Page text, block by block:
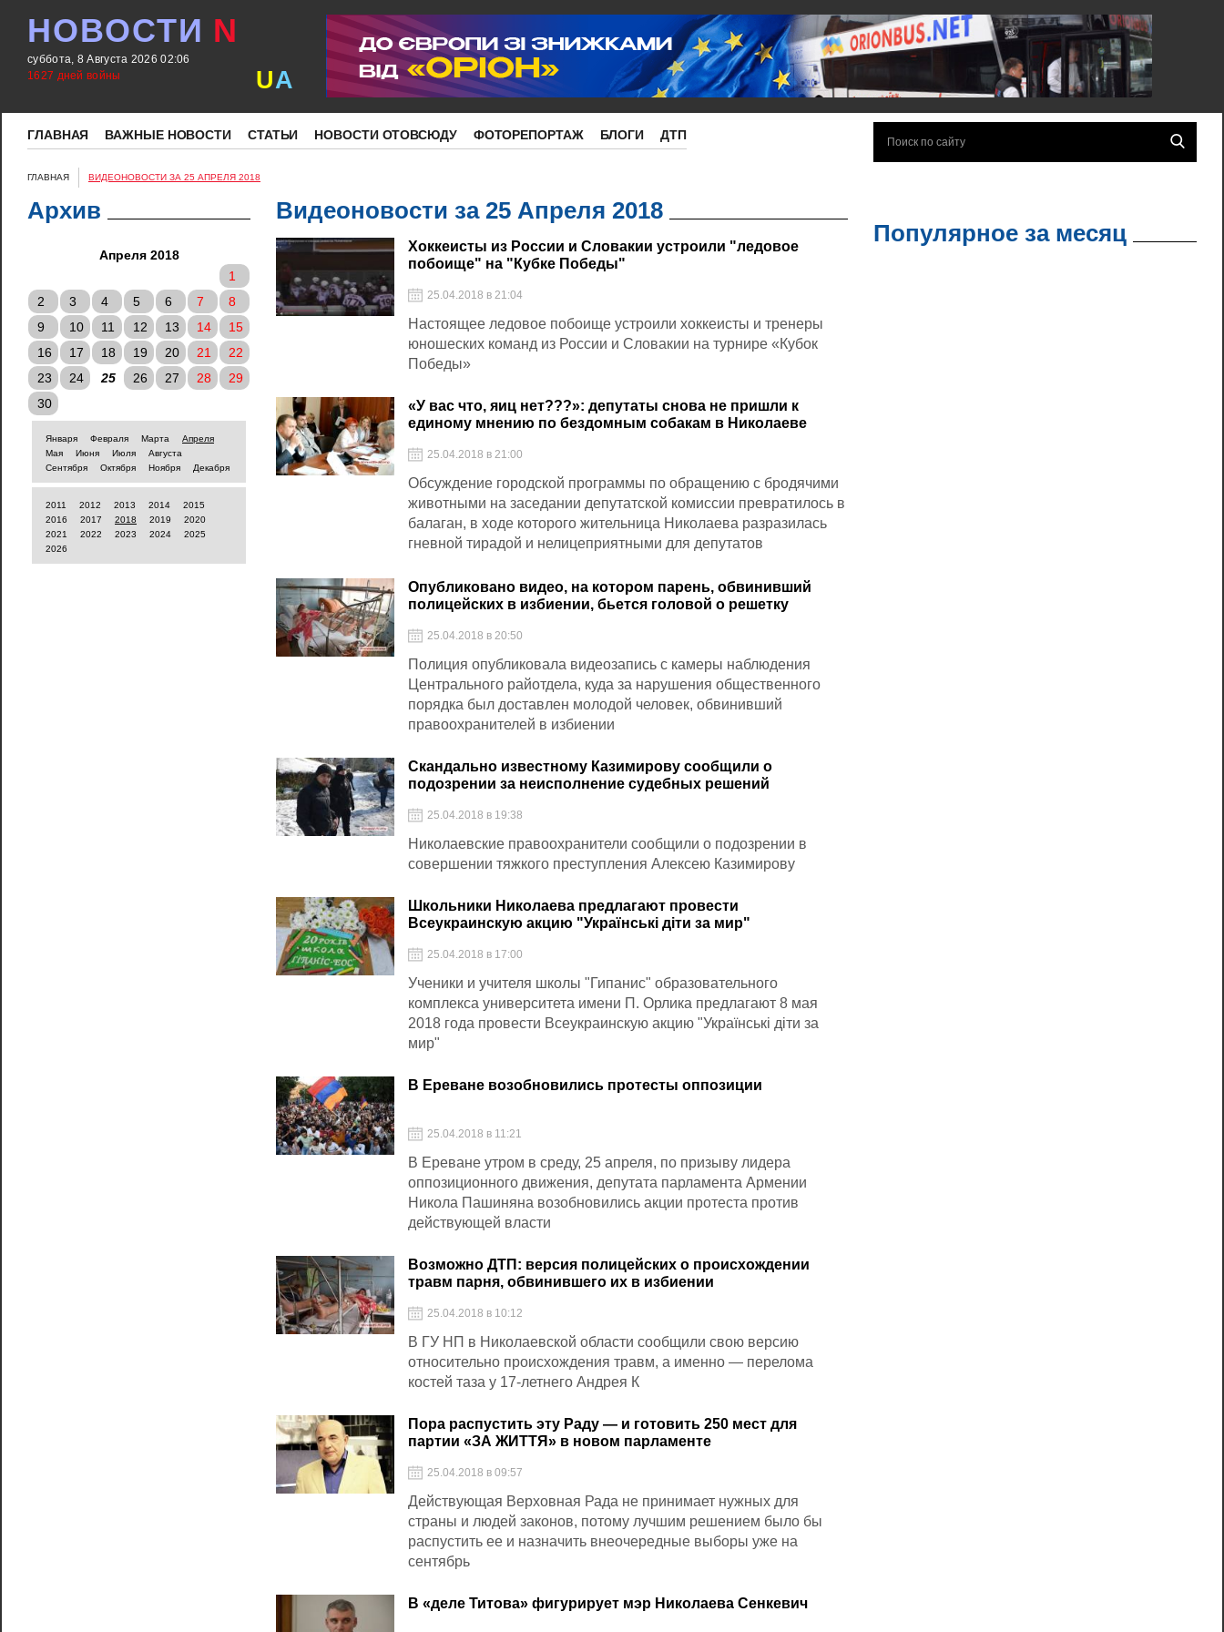
НОВОСТИ N
суббота, 8 Августа 2026 02:06
1627 дней войны
UA
ГЛАВНАЯ ВАЖНЫЕ НОВОСТИ СТАТЬИ НОВОСТИ ОТОВСЮДУ ФОТОРЕПОРТАЖ БЛОГИ ДТП
ГЛАВНАЯ ВИДЕОНОВОСТИ ЗА 25 АПРЕЛЯ 2018
Архив
Апреля 2018
1
2
3 4 5 6 7
8
9
10 11 12 13 14
15
16
17 18 19 20 21
22
23
24 25 26 27 28
29
30
Января Февраля Марта
Апреля
Мая
Июня Июля
Августа
Сентября
Октября Ноября Декабря
2011 2012 2013 2014
2015
2016
2017 2018 2019
2020
2021
2022 2023 2024
2025
2026
Видеоновости за 25 Апреля 2018
Хоккеисты из России и Словакии устроили "ледовое
побоище" на "Кубке Победы"
25.04.2018 в 21:04
Настоящее ледовое побоище устроили хоккеисты и тренеры
юношеских команд из России и Словакии на турнире «Кубок
Победы»
«У вас что, яиц нет???»: депутаты снова не пришли к
единому мнению по бездомным собакам в Николаеве
25.04.2018 в 21:00
Обсуждение городской программы по обращению с бродячими
животными на заседании депутатской комиссии превратилось в
балаган, в ходе которого жительница Николаева разразилась
гневной тирадой и нелицеприятными для депутатов
Опубликовано видео, на котором парень, обвинивший
полицейских в избиении, бьется головой о решетку
25.04.2018 в 20:50
Полиция опубликовала видеозапись с камеры наблюдения
Центрального райотдела, куда за нарушения общественного
порядка был доставлен молодой человек, обвинивший
правоохранителей в избиении
Скандально известному Казимирову сообщили о
подозрении за неисполнение судебных решений
25.04.2018 в 19:38
Николаевские правоохранители сообщили о подозрении в
совершении тяжкого преступления Алексею Казимирову
Школьники Николаева предлагают провести
Всеукраинскую акцию "Українські діти за мир"
25.04.2018 в 17:00
Ученики и учителя школы "Гипанис" образовательного
комплекса университета имени П. Орлика предлагают 8 мая
2018 года провести Всеукраинскую акцию "Українські діти за
мир"
В Ереване возобновились протесты оппозиции
25.04.2018 в 11:21
В Ереване утром в среду, 25 апреля, по призыву лидера
оппозиционного движения, депутата парламента Армении
Никола Пашиняна возобновились акции протеста против
действующей власти
Возможно ДТП: версия полицейских о происхождении
травм парня, обвинившего их в избиении
25.04.2018 в 10:12
В ГУ НП в Николаевской области сообщили свою версию
относительно происхождения травм, а именно — перелома
костей таза у 17-летнего Андрея К
Пора распустить эту Раду — и готовить 250 мест для
партии «ЗА ЖИТТЯ» в новом парламенте
25.04.2018 в 09:57
Действующая Верховная Рада не принимает нужных для
страны и людей законов, потому лучшим решением было бы
распустить ее и назначить внеочередные выборы уже на
сентябрь
В «деле Титова» фигурирует мэр Николаева Сенкевич
Популярное за месяц